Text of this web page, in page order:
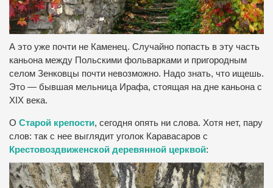
А это уже почти не Каменец. Случайно попасть в эту часть
каньона между Польскими фольварками и пригородным
селом Зенковцы почти невозможно. Надо знать, что ищешь.
Это — бывшая мельница Ирафа, стоящая на дне каньона с
XIX века.
О Старой крепости, сегодня опять ни слова. Хотя нет, пару
слов: так с нее выглядит уголок Каравасаров с
Крестовоздвиженской деревянной церквой: